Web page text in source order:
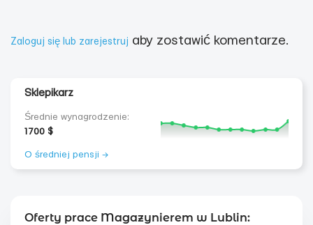
Zaloguj się lub zarejestruj aby zostawić komentarze.
Sklepikarz
Średnie wynagrodzenie:
1700 $
O średniej pensji →
Oferty prace Magazynierem w Lublin: